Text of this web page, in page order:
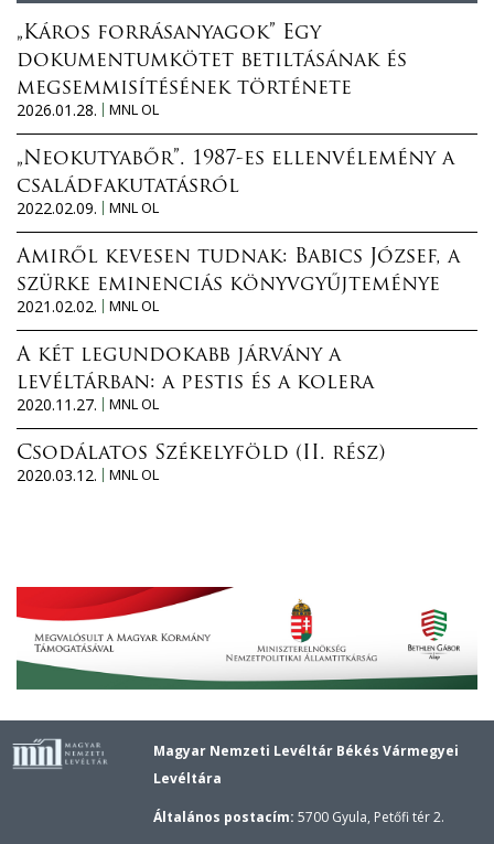
„Káros forrásanyagok” Egy
dokumentumkötet betiltásának és
megsemmisítésének története
2026.01.28.
MNL OL
„Neokutyabőr”. 1987-es ellenvélemény a
családfakutatásról
2022.02.09.
MNL OL
Amiről kevesen tudnak: Babics József, a
szürke eminenciás könyvgyűjteménye
2021.02.02.
MNL OL
A két legundokabb járvány a
levéltárban: a pestis és a kolera
2020.11.27.
MNL OL
Csodálatos Székelyföld (II. rész)
2020.03.12.
MNL OL
Magyar Nemzeti Levéltár Békés Vármegyei
Levéltára
Általános postacím: 5700 Gyula, Petőfi tér 2.